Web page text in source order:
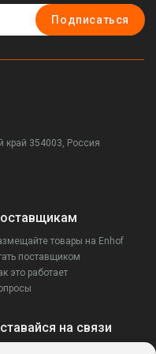
Подписаться
край 354003, Россия
товары на Enhof
поставщиком
это работает
на связи